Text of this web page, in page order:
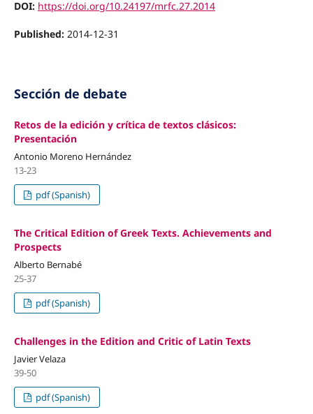
DOI: https://doi.org/10.24197/mrfc.27.2014
Published: 2014-12-31
Sección de debate
Retos de la edición y crítica de textos clásicos:
Presentación
Antonio Moreno Hernández
13-23
pdf (Spanish)
The Critical Edition of Greek Texts. Achievements and
Prospects
Alberto Bernabé
25-37
pdf (Spanish)
Challenges in the Edition and Critic of Latin Texts
Javier Velaza
39-50
pdf (Spanish)